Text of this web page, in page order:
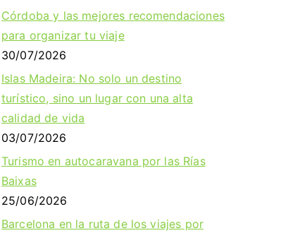
Córdoba y las mejores recomendaciones
para organizar tu viaje
30/07/2026
Islas Madeira: No solo un destino
turístico, sino un lugar con una alta
calidad de vida
03/07/2026
Turismo en autocaravana por las Rías
Baixas
25/06/2026
Barcelona en la ruta de los viajes por